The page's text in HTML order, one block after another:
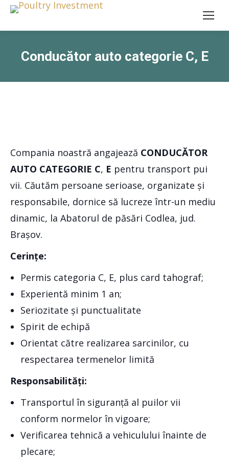
Conducător auto categorie C, E
Compania noastră angajează CONDUCĂTOR
AUTO CATEGORIE C, E pentru transport pui
vii. Căutăm persoane serioase, organizate și
responsabile, dornice să lucreze într-un mediu
dinamic, la Abatorul de păsări Codlea, jud.
Brașov.
Cerințe:
Permis categoria C, E, plus card tahograf;
Experientă minim 1 an;
Seriozitate și punctualitate
Spirit de echipă
Orientat către realizarea sarcinilor, cu
respectarea termenelor limită
Responsabilități:
Transportul în siguranță al puilor vii
conform normelor în vigoare;
Verificarea tehnică a vehiculului înainte de
plecare;